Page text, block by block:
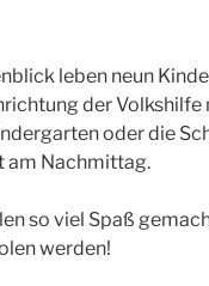
leben neun
der Volkshilfe
oder die
am Nachmittag.
so viel Spaß
werden!